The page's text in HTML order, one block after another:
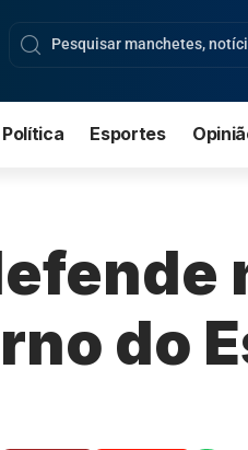
Política Esportes
do